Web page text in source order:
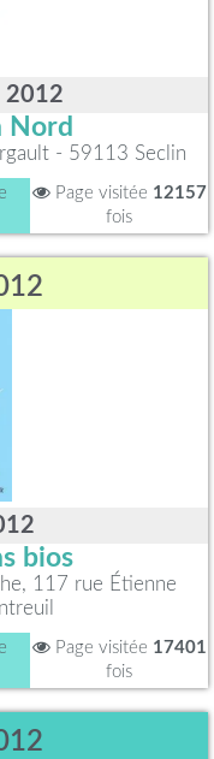
2012
Nord
- 59113 Seclin
Page visitée 12157
fois
bios
117 rue Étienne
Page visitée 17401
fois